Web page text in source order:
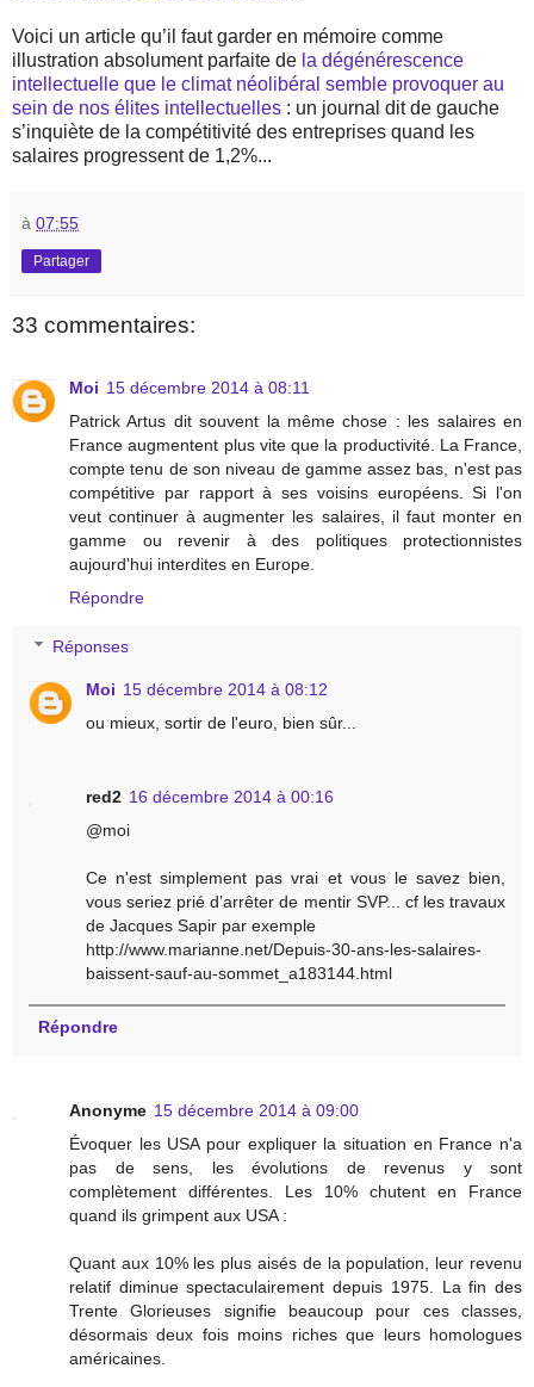
Voici un article qu’il faut garder en mémoire comme
illustration absolument parfaite de la dégénérescence
intellectuelle que le climat néolibéral semble provoquer au
sein de nos élites intellectuelles : un journal dit de gauche
s’inquiète de la compétitivité des entreprises quand les
salaires progressent de 1,2%...
à 07:55
Partager
33 commentaires:
Moi 15 décembre 2014 à 08:11
Patrick Artus dit souvent la même chose : les salaires en
France augmentent plus vite que la productivité. La France,
compte tenu de son niveau de gamme assez bas, n'est pas
compétitive par rapport à ses voisins européens. Si l'on
veut continuer à augmenter les salaires, il faut monter en
gamme ou revenir à des politiques protectionnistes
aujourd'hui interdites en Europe.
Répondre
Réponses
Moi 15 décembre 2014 à 08:12
ou mieux, sortir de l'euro, bien sûr...
red2 16 décembre 2014 à 00:16
@moi
Ce n'est simplement pas vrai et vous le savez bien,
vous seriez prié d’arrêter de mentir SVP... cf les travaux
de Jacques Sapir par exemple
http://www.marianne.net/Depuis-30-ans-les-salaires-
baissent-sauf-au-sommet_a183144.html
Répondre
Anonyme 15 décembre 2014 à 09:00
Évoquer les USA pour expliquer la situation en France n'a
pas de sens, les évolutions de revenus y sont
complètement différentes. Les 10% chutent en France
quand ils grimpent aux USA :
Quant aux 10% les plus aisés de la population, leur revenu
relatif diminue spectaculairement depuis 1975. La fin des
Trente Glorieuses signifie beaucoup pour ces classes,
désormais deux fois moins riches que leurs homologues
américaines.